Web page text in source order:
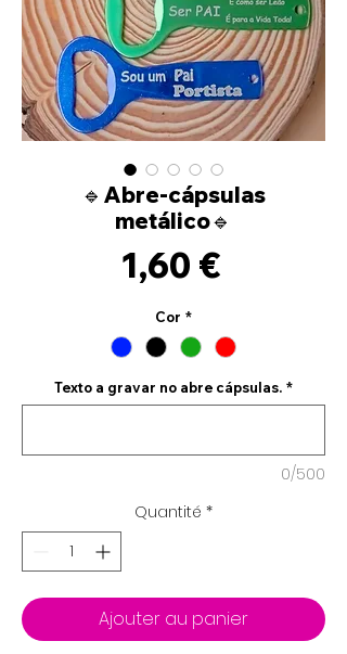
🔹Abre-cápsulas
metálico🔹
1,60 €
Cor *
Texto a gravar no abre cápsulas. *
0/500
Quantité *
Ajouter au panier